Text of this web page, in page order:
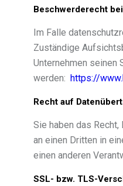
Beschwerderecht
Im Falle
Zuständige
Unternehmen seinen
werden: https://
Recht auf
Sie haben das
an einen Dritten in
einen anderen
SSL- bzw. TLS-